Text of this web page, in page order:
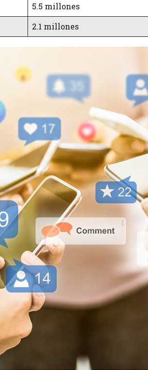
5.5 millones
2.1 millones